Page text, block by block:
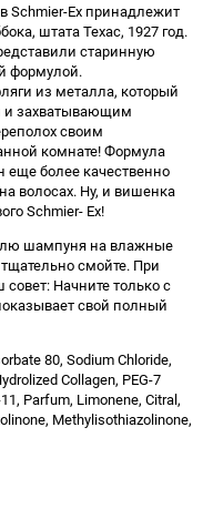
Schmier-Ex принадлежит
штата Техас, 1927 год.
старинную
формулой.
из металла, который
захватывающим
своим
комнате! Формула
еще более качественно
волосах. Ну, и вишенка
Schmier- Ex!
шампуня на влажные
смойте. При
Начните только с
свой полный
80, Sodium Chloride,
Collagen, PEG-7
Parfum, Limonene, Citral,
Methylisothiazolinone,